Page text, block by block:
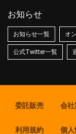
お知らせ
お知らせ一覧 オ
公式Twitter一覧
委託販売 会社
利用規約 個人